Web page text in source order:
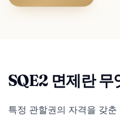
SQE2 면제란 무
특정 관할권의 자격을 갖